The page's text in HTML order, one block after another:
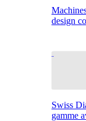
design
Swiss
gamme